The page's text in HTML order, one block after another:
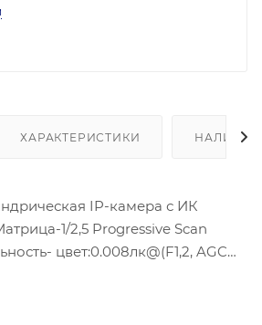
ХАРАКТЕРИСТИКИ НАЛИЧИЕ
IP-камера с ИК
1/2,5 Progressive Scan
цвет:0.008лк@(F1,2, AGC